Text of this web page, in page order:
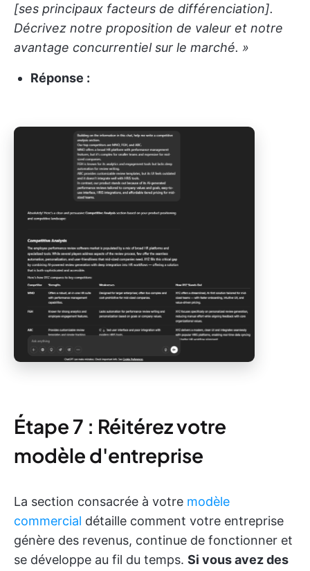
[ses principaux facteurs de différenciation].
Décrivez notre proposition de valeur et notre
avantage concurrentiel sur le marché. »
Réponse :
Étape 7 : Réitérez votre
modèle d'entreprise
La section consacrée à votre modèle
commercial détaille comment votre entreprise
génère des revenus, continue de fonctionner et
se développe au fil du temps. Si vous avez des